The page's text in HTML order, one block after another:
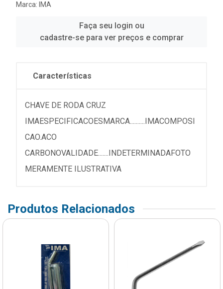
Marca: IMA
Faça seu login ou
cadastre-se para ver preços e comprar
Características
CHAVE DE RODA CRUZ
IMAESPECIFICACOESMARCA..........IMACOMPOSI
CAO.ACO
CARBONOVALIDADE.......INDETERMINADAFOTO
MERAMENTE ILUSTRATIVA
Produtos Relacionados